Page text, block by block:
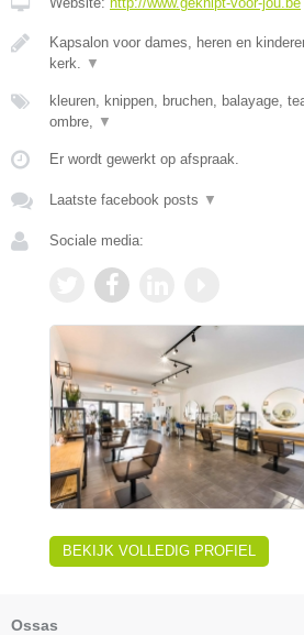
Kapsalon voor dames, heren en
kerk. ▼
kleuren, knippen, bruchen, balayage,
ombre, ▼
Er wordt gewerkt op afspraak.
Laatste facebook posts ▼
Sociale media:
BEKIJK VOLLEDIG PROFIEL
Ossas